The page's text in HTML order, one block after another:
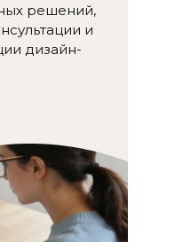
решений,
и
дизайн-